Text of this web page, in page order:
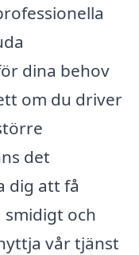
dina behov
om du driver
det
dig att få
och
vår tjänst